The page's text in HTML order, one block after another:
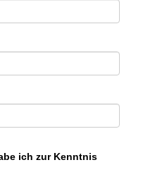
ich zur Kenntnis